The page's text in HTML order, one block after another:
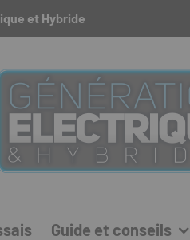
et Hybride
Guide et conseils